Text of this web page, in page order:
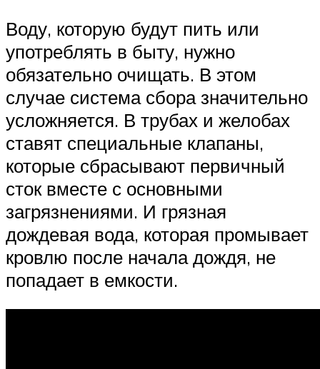
Воду, которую будут пить или
употреблять в быту, нужно
обязательно очищать. В этом
случае система сбора значительно
усложняется. В трубах и желобах
ставят специальные клапаны,
которые сбрасывают первичный
сток вместе с основными
загрязнениями. И грязная
дождевая вода, которая промывает
кровлю после начала дождя, не
попадает в емкости.